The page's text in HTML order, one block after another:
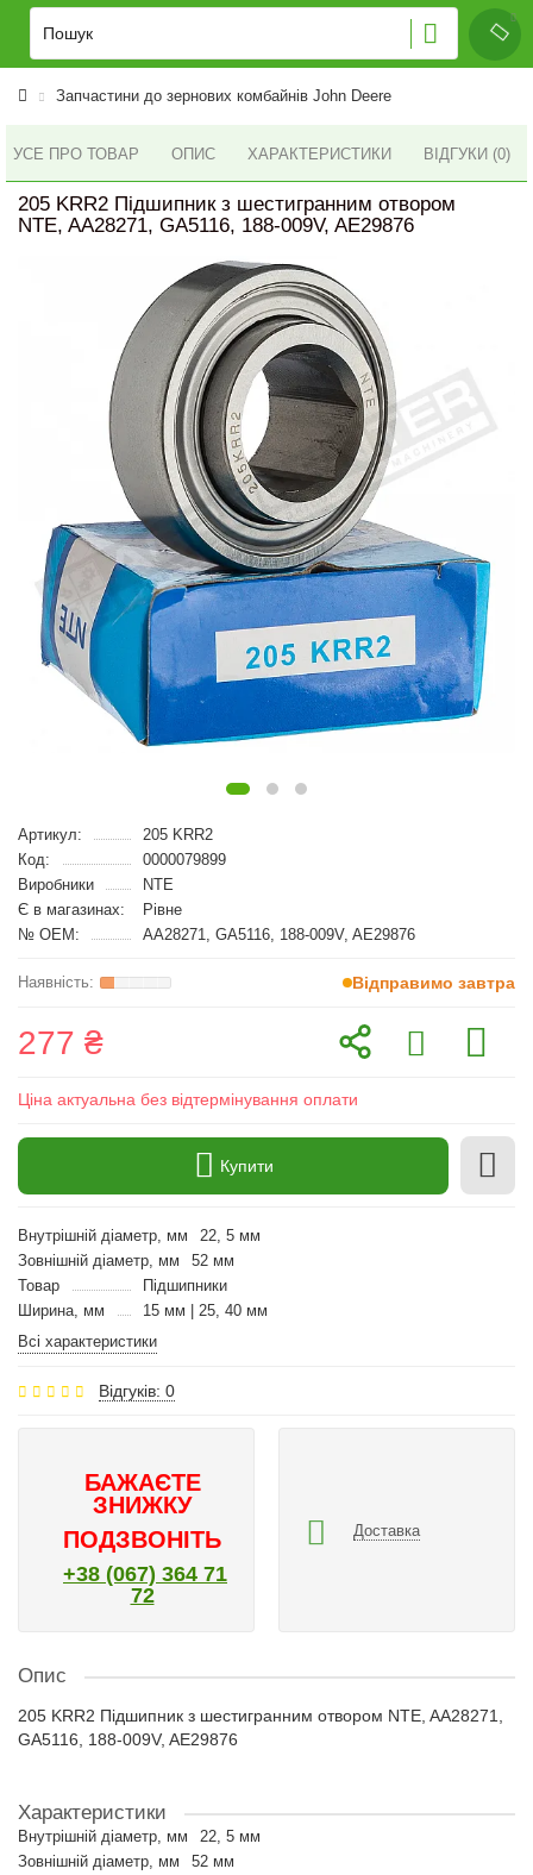
Запчастини до зернових комбайнів John Deere
УСЕ ПРО ТОВАР ОПИС ХАРАКТЕРИСТИКИ ВІДГУКИ (0)
205 KRR2 Підшипник з шестигранним отвором
NTE, AA28271, GA5116, 188-009V, AE29876
Артикул:
205 KRR2
Код:
0000079899
Виробники
NTE
Є в магазинах:
Рівне
№ OEM:
AA28271, GA5116, 188-009V, AE29876
Відправимо завтра
277 ₴
Ціна актуальна без відтермінування оплати
Купити
Внутрішній діаметр, мм
22, 5 мм
Зовнішній діаметр, мм
52 мм
Товар
Підшипники
Ширина, мм
15 мм | 25, 40 мм
Всі характеристики
Відгуків: 0
БАЖАЄТЕ
ЗНИЖКУ
ПОДЗВОНІТЬ
+38 (067) 364 71
72
Доставка
Опис
205 KRR2 Підшипник з шестигранним отвором NTE, AA28271,
GA5116, 188-009V, AE29876
Характеристики
Внутрішній діаметр, мм
22, 5 мм
Зовнішній діаметр, мм
52 мм